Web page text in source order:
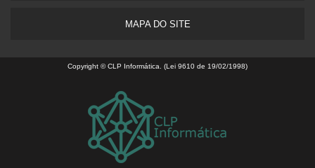
MAPA DO SITE
Copyright © CLP Informática. (Lei 9610 de 19/02/1998)